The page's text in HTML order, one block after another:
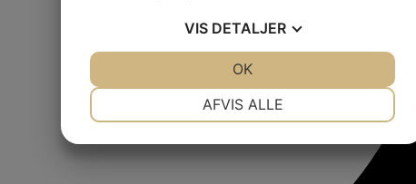
VIS DETALJER
AFVIS ALLE
OK